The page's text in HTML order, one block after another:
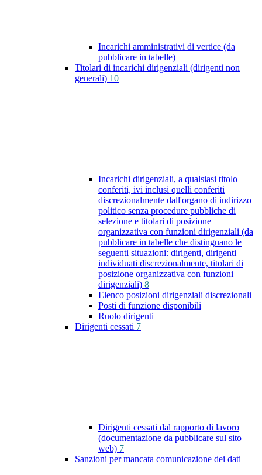
Incarichi amministrativi di vertice (da
pubblicare in tabelle)
Titolari di incarichi dirigenziali (dirigenti non
generali) 10
Incarichi dirigenziali, a qualsiasi titolo
conferiti, ivi inclusi quelli conferiti
discrezionalmente dall'organo di indirizzo
politico senza procedure pubbliche di
selezione e titolari di posizione
organizzativa con funzioni dirigenziali (da
pubblicare in tabelle che distinguano le
seguenti situazioni: dirigenti, dirigenti
individuati discrezionalmente, titolari di
posizione organizzativa con funzioni
dirigenziali) 8
Elenco posizioni dirigenziali discrezionali
Posti di funzione disponibili
Ruolo dirigenti
Dirigenti cessati 7
Dirigenti cessati dal rapporto di lavoro
(documentazione da pubblicare sul sito
web) 7
Sanzioni per mancata comunicazione dei dati